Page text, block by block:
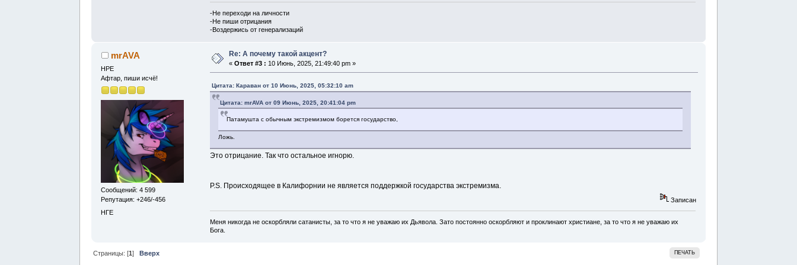
-Не переходи на личности
-Не пиши отрицания
-Воздержись от генерализаций
mrAVA
НРЕ
Афтар, пиши исчё!
Сообщений: 4 599
Репутация: +246/-456
НГЕ
Re: А почему такой акцент?
«Ответ #3 : 10 Июнь, 2025, 21:49:40 pm »
Цитата: Караван от 10 Июнь, 2025, 05:32:10 am
Цитата: mrAVA от 09 Июнь, 2025, 20:41:04 pm
Патамушта с обычным экстремизмом борется государство,
Ложь.
Это отрицание. Так что остальное игнорю.
P.S. Происходящее в Калифорнии не является поддержкой государства экстремизма.
Записан
Меня никогда не оскорбляли сатанисты, за то что я не уважаю их Дьявола. Зато постоянно оскорбляют и проклинают христиане, за то что я не уважаю их
Бога.
ПЕЧАТЬ
Страницы: [1] Вверх